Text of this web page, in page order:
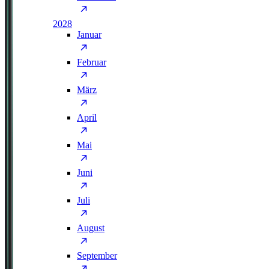
2028
Januar
Februar
März
April
Mai
Juni
Juli
August
September